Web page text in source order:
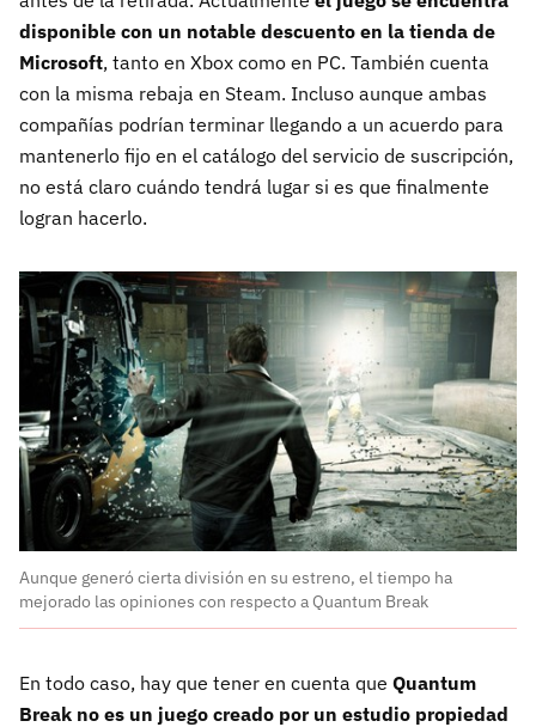
disponible con un notable descuento en la tienda de
Microsoft, tanto en Xbox como en PC. También cuenta
con la misma rebaja en Steam. Incluso aunque ambas
compañías podrían terminar llegando a un acuerdo para
mantenerlo fijo en el catálogo del servicio de suscripción,
no está claro cuándo tendrá lugar si es que finalmente
logran hacerlo.
Aunque generó cierta división en su estreno, el tiempo ha
mejorado las opiniones con respecto a Quantum Break
En todo caso, hay que tener en cuenta que Quantum
Break no es un juego creado por un estudio propiedad